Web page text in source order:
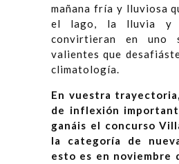
mañana fría y lluviosa
el lago, la lluvia y
convirtieran en uno
valientes que
climatología.
En vuestra
de inflexión
ganáis el concurso
la categoría de
esto es en noviembre